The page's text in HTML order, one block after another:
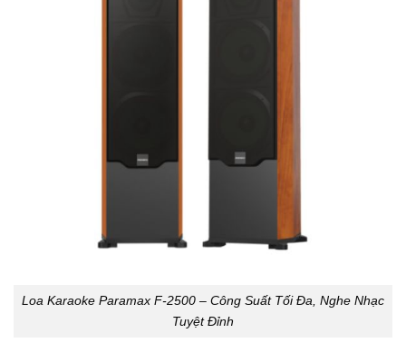
Loa Karaoke Paramax F-2500 – Công Suất Tối Đa, Nghe Nhạc
Tuyệt Đỉnh